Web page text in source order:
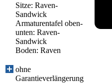
Sitze: Raven-
Sandwick
Armaturentafel oben-
unten: Raven-
Sandwick
Boden: Raven
ohne
Garantieverlängerung